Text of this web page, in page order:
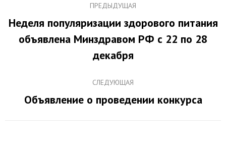
по
записям
ПРЕДЫДУЩАЯ
Предыдущая
запись:
Неделя популяризации здорового питания
объявлена Минздравом РФ с 22 по 28
декабря
СЛЕДУЮЩАЯ
Следующая
Объявление о проведении конкурса